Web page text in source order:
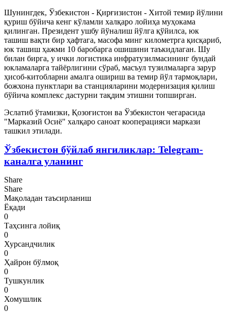
Шунингдек, Ўзбекистон - Қирғизистон - Хитой темир йўлини
қуриш бўйича кенг кўламли халқаро лойиҳа муҳокама
қилинган. Президент ушбу йўналиш йўлга қўйилса, юк
ташиш вақти бир ҳафтага, масофа минг километрга қисқариб,
юк ташиш ҳажми 10 баробарга ошишини таъкидлаган. Шу
билан бирга, у ички логистика инфратузилмасининг бундай
юкламаларга тайёрлигини сўраб, масъул тузилмаларга зарур
ҳисоб-китобларни амалга ошириш ва темир йўл тармоқлари,
божхона пунктлари ва станцияларини модернизация қилиш
бўйича комплекс дастурни тақдим этишни топширган.
Эслатиб ўтамизки, Қозоғистон ва Ўзбекистон чегарасида
"Марказий Осиё" халқаро саноат кооперацияси маркази
ташкил этилади.
Ўзбекистон бўйлаб янгиликлар: Telegram-
каналга уланинг
Share
Share
Мақоладан таъсирланиш
Ёқади
0
Таҳсинга лойиқ
0
Хурсандчилик
0
Ҳайрон бўлмоқ
0
Тушкунлик
0
Хомушлик
0